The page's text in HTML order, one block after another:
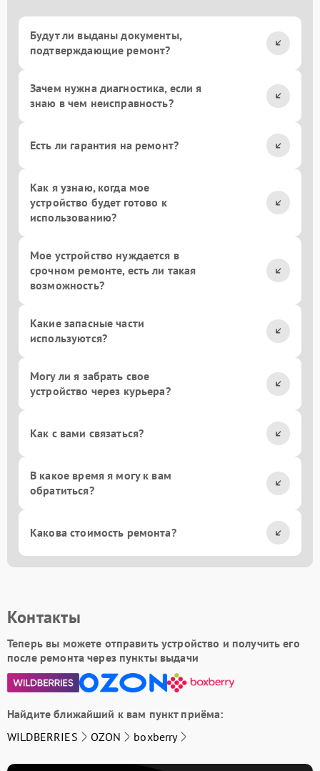
Будут ли выданы документы,
подтверждающие ремонт?
Зачем нужна диагностика, если я
знаю в чем неисправность?
Есть ли гарантия на ремонт?
Как я узнаю, когда мое
устройство будет готово к
использованию?
Мое устройство нуждается в
срочном ремонте, есть ли такая
возможность?
Какие запасные части
используются?
Могу ли я забрать свое
устройство через курьера?
Как с вами связаться?
В какое время я могу к вам
обратиться?
Какова стоимость ремонта?
Контакты
Теперь вы можете отправить устройство и получить его
после ремонта через пункты выдачи
Найдите ближайший к вам пункт приёма:
WILDBERRIES
OZON boxberry